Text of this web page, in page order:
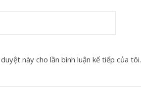
này cho lần bình luận kế tiếp của tôi.